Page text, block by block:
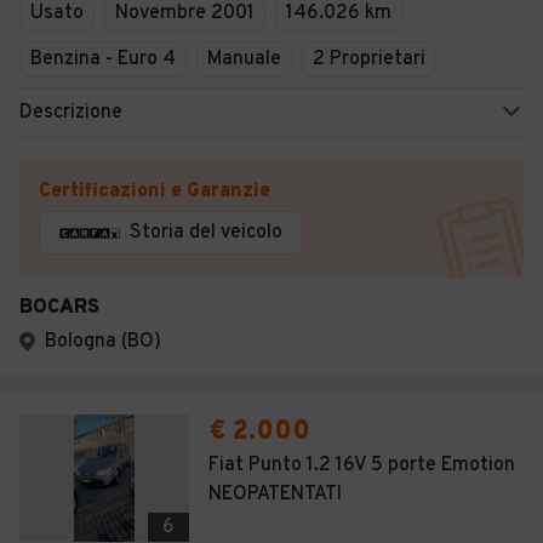
Usato Novembre 2001
146.026 km
Benzina - Euro 4
Manuale 2 Proprietari
Descrizione
Certificazioni e Garanzie
Storia del veicolo
BOCARS
Bologna (BO)
6
€ 2.000
Fiat Punto 1.2 16V 5 porte Emotion
NEOPATENTATI